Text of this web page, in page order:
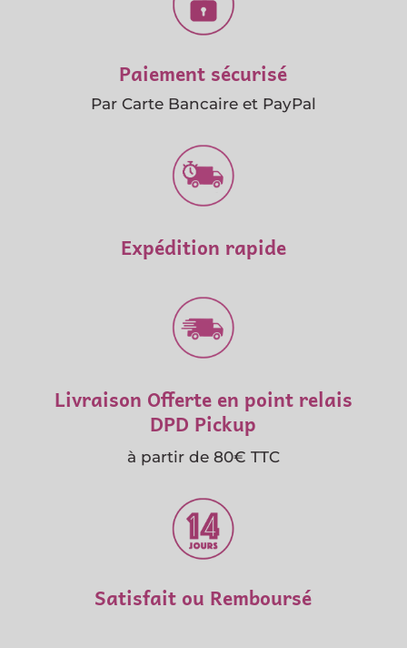
Paiement sécurisé
Par Carte Bancaire et PayPal
Expédition rapide
Livraison Offerte en point relais
DPD Pickup
à partir de 80€ TTC
Satisfait ou Remboursé